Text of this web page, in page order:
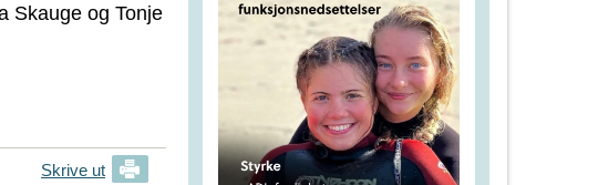
Skauge og Tonje
Skrive ut